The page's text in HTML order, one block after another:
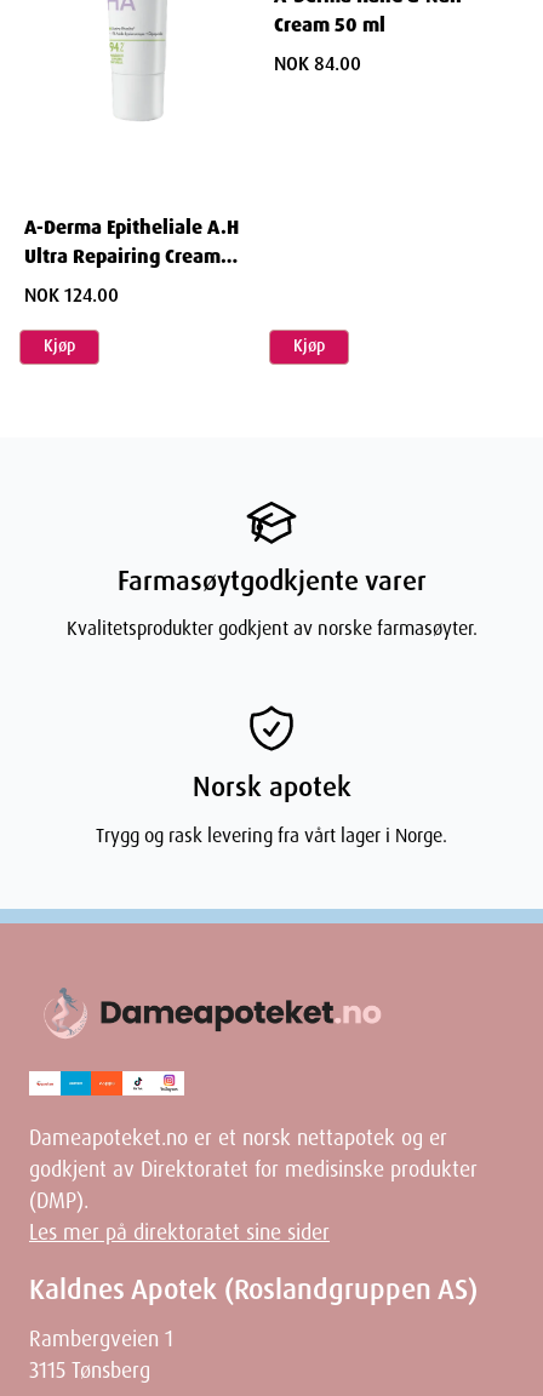
A-Derma Epitheliale A.H
Ultra Repairing Cream
40 ml
NOK 124.00
Kjøp
Cream 50 ml
NOK 84.00
Kjøp
Farmasøytgodkjente varer
Kvalitetsprodukter godkjent av norske farmasøyter.
Norsk apotek
Trygg og rask levering fra vårt lager i Norge.
Dameapoteket.no er et norsk nettapotek og er
godkjent av Direktoratet for medisinske produkter
(DMP).
Les mer på direktoratet sine sider
Kaldnes Apotek (Roslandgruppen AS)
Rambergveien 1
3115 Tønsberg